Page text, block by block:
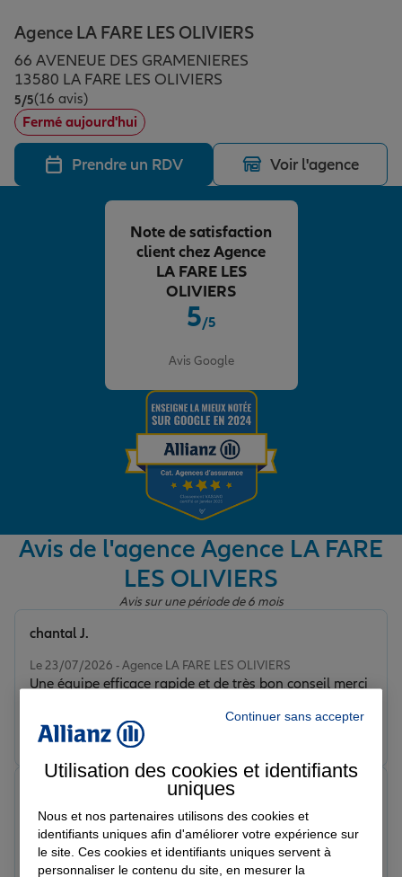
Assurance animal de compagnie
Protection juridique
Plan épargne retraite
Assurance vie
Placements financiers
Investissements immobiliers
Vos projets
Partir en vacances
Déménager
Changer de voiture
Préparer l’avenir
Conseil assurance
Garantie des accidents de la vie
Protection juridique
Retraite
Tous nos devis d'assurance
Agence LA FARE LES OLIVIERS
66 AVENEUE DES GRAMENIERES
13580 LA FARE LES OLIVIERS
5/5Note de 5 sur 5
(16 avis)
Fermé aujourd'hui
Prendre un RDV Voir l'agence
5/5
Avis Google
Note de satisfaction
client chez Agence
LA FARE LES
OLIVIERS
Avis de l'agence Agence LA FARE
LES OLIVIERS
Avis sur une période de 6 mois
Le 23/07/2026 - Agence LA FARE LES OLIVIERS
Une équipe efficace rapide et de très bon conseil merci
chantal J.
Prendre un RDV Voir l'agence
Le 03/07/2026 - Agence LA FARE LES OLIVIERS
Superbe accueil très professionnel, je recommande
bon suivi sur les dossiers, ce qui est rare
Continuer sans accepter
Utilisation des cookies et identifiants
uniques
Nous et nos partenaires utilisons des cookies et
identifiants uniques afin d'améliorer votre expérience sur
le site. Ces cookies et identifiants uniques servent à
personnaliser le contenu du site, en mesurer la